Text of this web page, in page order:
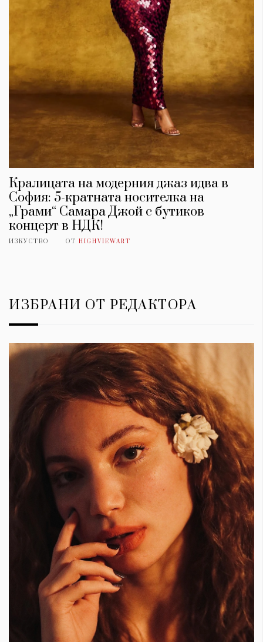
Кралицата на модерния джаз идва в
София: 5-кратната носителка на
„Грами“ Самара Джой с бутиков
концерт в НДК!
ИЗКУСТВО ОТ HIGHVIEWART
ИЗБРАНИ ОТ РЕДАКТОРА